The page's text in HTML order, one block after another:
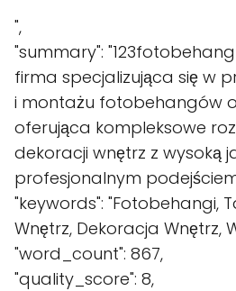
",
"summary":
firma specjalizująca się w
i montażu fotobehangów
oferująca kompleksowe
dekoracji wnętrz z wysoką
profesjonalnym
"keywords": "Fotobehangi,
Wnętrz, Dekoracja Wnętrz,
"word_count": 867,
"quality_score": 8,